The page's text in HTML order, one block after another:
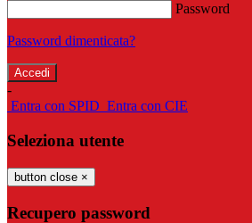
Password
Password dimenticata?
-
Entra con SPID Entra con CIE
Seleziona utente
button close ×
Recupero password